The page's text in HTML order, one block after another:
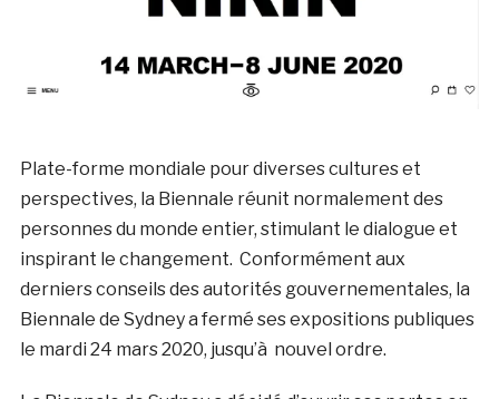
Plate-forme mondiale pour diverses cultures et
perspectives, la Biennale réunit normalement des
personnes du monde entier, stimulant le dialogue et
inspirant le changement. Conformément aux
derniers conseils des autorités gouvernementales, la
Biennale de Sydney a fermé ses expositions publiques
le mardi 24 mars 2020, jusqu’à nouvel ordre.